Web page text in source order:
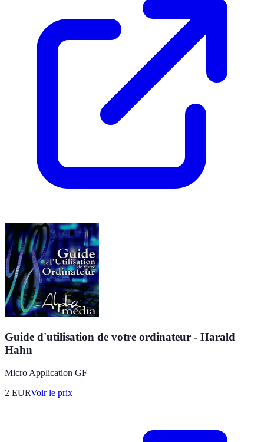
Guide d'utilisation de votre ordinateur - Harald
Hahn
Micro Application GF
2 EURVoir le prix